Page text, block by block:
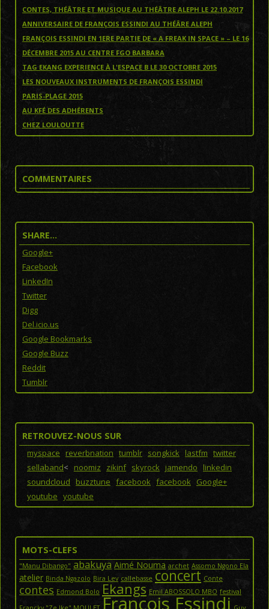
CONTES, THÉÂTRE ET MUSIQUE AU THÉÂTRE ALEPH LE 22.10.2017
ANNIVERSAIRE DE FRANÇOIS ESSINDI AU THÉÂRE ALEPH
FRANÇOIS ESSINDI EN 1ERE PARTIE DE « A FREAK IN SPACE » – LE 16
DÉCEMBRE 2015 AU CENTRE FGO BARBARA
TAG EKANG EXPERIENCE À L'ESPACE B LE 30 OCTOBRE 2015
LES NOUVEAUX INSTRUMENTS DE FRANÇOIS ESSINDI
PARIS-PLAGE 2015
AU KFÉ DES ADHÉRENTS
CHEZ LOULOUTTE
COMMENTAIRES
SHARE…
Google+
Facebook
LinkedIn
Twitter
Digg
Del.icio.us
Google Bookmarks
Google Buzz
Reddit
Tumblr
RETROUVEZ-NOUS SUR
myspace reverbnation tumblr songkick lastfm twitter
sellaband< noomiz zikinf skyrock jamendo linkedin
soundcloud buzztune facebook facebook Google+
youtube youtube
MOTS-CLEFS
"Manu Dibango" abakuya Aimé Nouma archet Assomo Ngono Ela
atelier Binda Ngazolo Bira Lev callebasse concert Conte
contes Edmond Bolo Ekangs Emil ABOSSOLO MBO festival
François Essindi